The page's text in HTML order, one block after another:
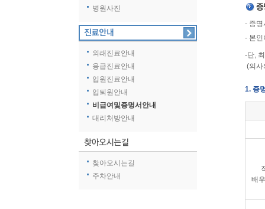
병원사진
외래진료안내
응급진료안내
입원진료안내
입퇴원안내
비급여및증명서안내
대리처방안내
찾아오시는길
주차안내
- 증
- 본인
-단,
(의사
1. 증
배